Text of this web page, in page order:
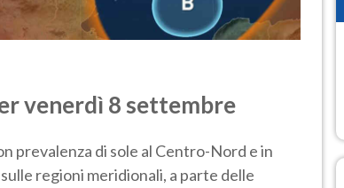
venerdì 8 settembre
prevalenza di sole al Centro-Nord e in
regioni meridionali, a parte delle